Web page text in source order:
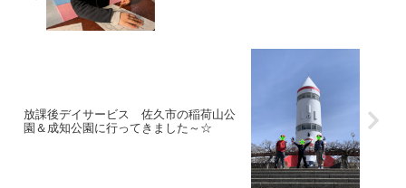
放課後デイサービス 佐久市の稲荷山公
園＆成知公園に行ってきました～☆